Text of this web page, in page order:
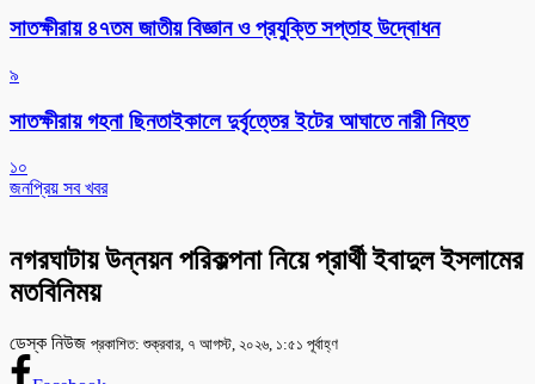
সাতক্ষীরায় ৪৭তম জাতীয় বিজ্ঞান ও প্রযুক্তি সপ্তাহ উদ্বোধন
৯
সাতক্ষীরায় গহনা ছিনতাইকালে দুর্বৃত্তের ইটের আঘাতে নারী নিহত
১০
জনপ্রিয় সব খবর
নগরঘাটায় উন্নয়ন পরিকল্পনা নিয়ে প্রার্থী ইবাদুল ইসলামের
মতবিনিময়
ডেস্ক নিউজ প্রকাশিত: শুক্রবার, ৭ আগস্ট, ২০২৬, ১:৫১ পূর্বাহ্ণ